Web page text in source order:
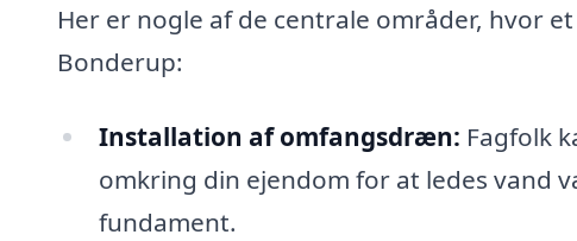
Her er nogle af de centrale områder, hvor
Bonderup:
Installation af omfangsdræn: Fagfolk
omkring din ejendom for at ledes vand
fundament.